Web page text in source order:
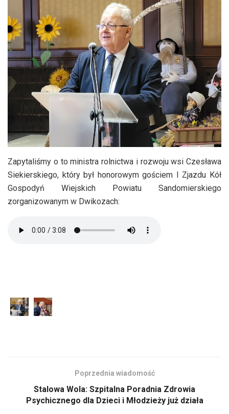
Zapytaliśmy o to ministra rolnictwa i rozwoju wsi Czesława
Siekierskiego, który był honorowym gościem I Zjazdu Kół
Gospodyń Wiejskich Powiatu Sandomierskiego
zorganizowanym w Dwikozach:
Poprzednia wiadomość
Stalowa Wola: Szpitalna Poradnia Zdrowia
Psychicznego dla Dzieci i Młodzieży już działa